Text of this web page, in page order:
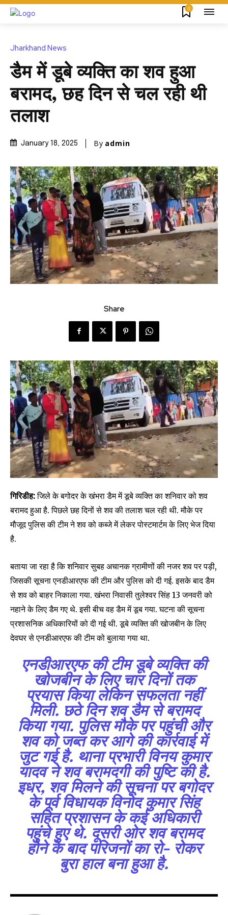
Join our community of
SUBSCRIBERS and be part of the
conversation.
To subscribe, simply enter your email address on our website
or click the subscribe button below. Don't worry, we respect
your privacy and won't spam your inbox. Your information is
safe with us.
SUBSCRIBE
0
Jharkhand News
डैम में डूबे व्यक्ति का शव हुआ
बरामद, छह दिन से चल रही थी
तलाश
January 18, 2025 By admin
Share
गिरिडीह:जिले के बगोदर के खंभरा डैम में डूबे व्यक्ति का शनिवार को शव
बरामद हुआ है. पिछले छह दिनों से शव की तलाश चल रही थी. मौके पर
मौजूद पुलिस की टीम ने शव को कब्जे में लेकर पोस्टमार्टम के लिए भेज दिया
है.
बताया जा रहा है कि शनिवार सुबह अचानक ग्रामीणों की नजर शव पर पड़ी,
जिसकी सूचना एनडीआरएफ की टीम और पुलिस को दी गई. इसके बाद डैम
से शव को बाहर निकाला गया. खंभरा निवासी तुलेश्वर सिंह 13 जनवरी को
नहाने के लिए डैम गए थे. इसी बीच वह डैम में डूब गया. घटना की सूचना
प्रशासनिक अधिकारियों को दी गई थी. डूबे व्यक्ति की खोजबीन के लिए
देवघर से एनडीआरएफ की टीम को बुलाया गया था.
एनडीआरएफ की टीम डूबे व्यक्ति की
खोजबीन के लिए चार दिनों तक
प्रयास किया लेकिन सफलता नहीं
मिली. छठे दिन शव डैम से बरामद
किया गया. पुलिस मौके पर पहुंची और
शव को जब्त कर आगे की कार्रवाई में
जुट गई है. थाना प्रभारी विनय कुमार
यादव ने शव बरामदगी की पुष्टि की है.
इधर, शव मिलने की सूचना पर बगोदर
के पूर्व विधायक विनोद कुमार सिंह
सहित प्रशासन के कई अधिकारी
पहुंचे हुए थे. दूसरी ओर शव बरामद
होने के बाद परिजनों का रो- रोकर
बुरा हाल बना हुआ है.